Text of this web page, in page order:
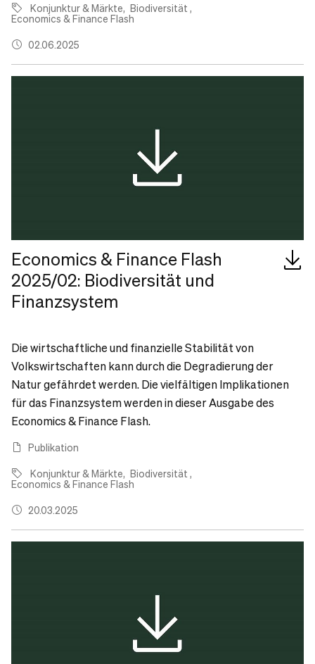
Konjunktur & Märkte
Biodiversität
Economics & Finance Flash
02.06.2025
Economics & Finance Flash
2025/02: Biodiversität und
Finanzsystem
Die wirtschaftliche und finanzielle Stabilität von
Volkswirtschaften kann durch die Degradierung der
Natur gefährdet werden. Die vielfältigen Implikationen
für das Finanzsystem werden in dieser Ausgabe des
Economics & Finance Flash.
Publikation
Konjunktur & Märkte
Biodiversität
Economics & Finance Flash
20.03.2025